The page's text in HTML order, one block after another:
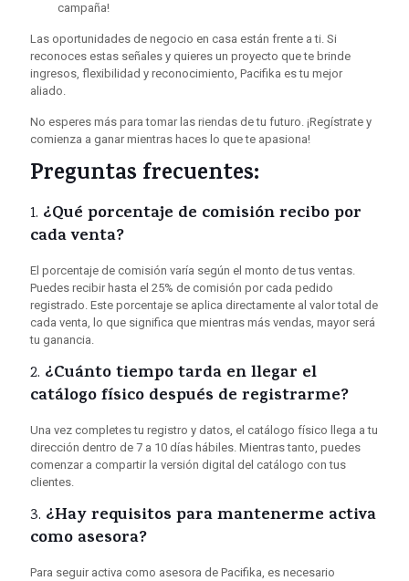
campaña!
Las oportunidades de negocio en casa están frente a ti. Si
reconoces estas señales y quieres un proyecto que te brinde
ingresos, flexibilidad y reconocimiento, Pacifika es tu mejor
aliado.
No esperes más para tomar las riendas de tu futuro. ¡Regístrate y
comienza a ganar mientras haces lo que te apasiona!
Preguntas frecuentes:
1. ¿Qué porcentaje de comisión recibo por
cada venta?
El porcentaje de comisión varía según el monto de tus ventas.
Puedes recibir hasta el 25% de comisión por cada pedido
registrado. Este porcentaje se aplica directamente al valor total de
cada venta, lo que significa que mientras más vendas, mayor será
tu ganancia.
2. ¿Cuánto tiempo tarda en llegar el
catálogo físico después de registrarme?
Una vez completes tu registro y datos, el catálogo físico llega a tu
dirección dentro de 7 a 10 días hábiles. Mientras tanto, puedes
comenzar a compartir la versión digital del catálogo con tus
clientes.
3. ¿Hay requisitos para mantenerme activa
como asesora?
Para seguir activa como asesora de Pacifika, es necesario